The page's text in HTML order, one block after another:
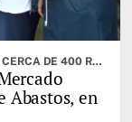
EL CERTAMEN CUENTA EN ESTA EDICIÓN CON CERCA DE 400 RESES. CABRANES ES EL CONCEJO INVITADO
Abastos, en